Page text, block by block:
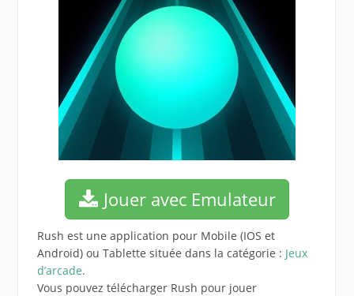
Jouer avec Emulateur
Rush est une application pour Mobile (IOS et
Android) ou Tablette située dans la catégorie : Jeux
d’arcade.
Vous pouvez télécharger Rush pour jouer